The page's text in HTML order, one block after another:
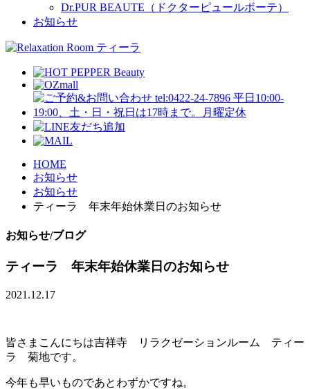
Dr.PUR BEAUTE（ドクターピュールボーテ）
お知らせ
HOME
お知らせ
お知らせ
ティーラ 年末年始休業日のお知らせ
お知らせ/ブログ
ティーラ 年末年始休業日のお知らせ
2021.12.17
皆さまこんにちは吉祥寺 リラクゼーションルーム ティー
ラ 菊地です。
今年も早いものであとわずかですね。